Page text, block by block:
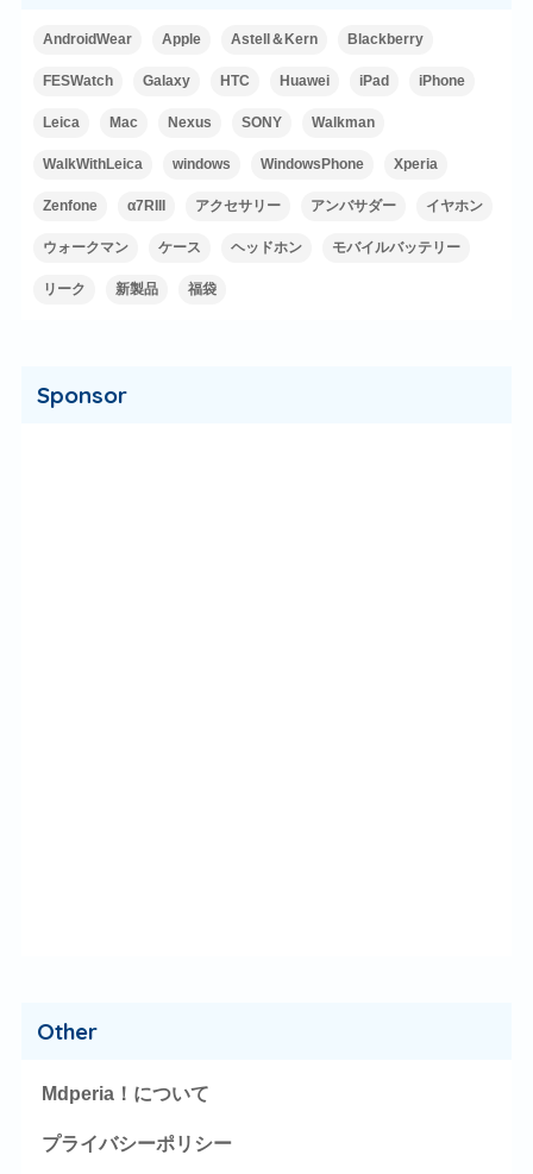
AndroidWear Apple Astell＆Kern Blackberry
FESWatch Galaxy HTC Huawei iPad iPhone
Leica Mac Nexus SONY Walkman
WalkWithLeica windows WindowsPhone Xperia
Zenfone α7RIII アクセサリー アンバサダー イヤホン
ウォークマン ケース ヘッドホン モバイルバッテリー
リーク 新製品 福袋
Sponsor
Other
Mdperia！について
プライバシーポリシー